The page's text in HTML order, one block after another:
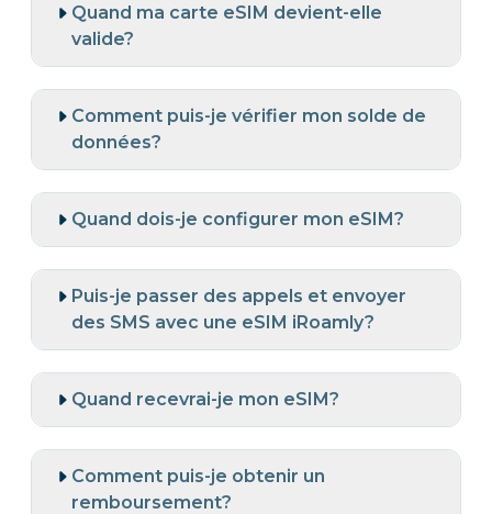
Quand ma carte eSIM devient-elle
valide?
Comment puis-je vérifier mon solde de
données?
Quand dois-je configurer mon eSIM?
Puis-je passer des appels et envoyer
des SMS avec une eSIM iRoamly?
Quand recevrai-je mon eSIM?
Comment puis-je obtenir un
remboursement?